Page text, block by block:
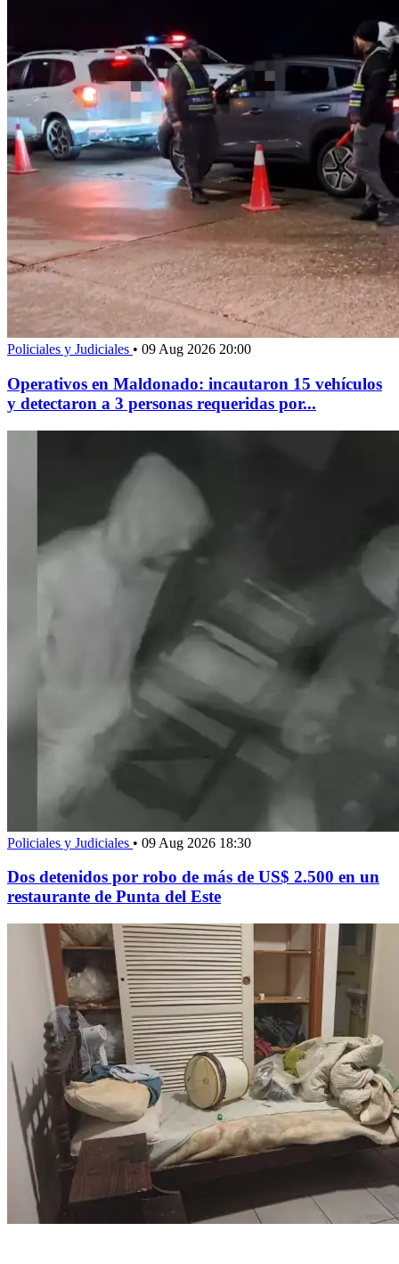
Policiales y Judiciales • 09 Aug 2026 20:00
Operativos en Maldonado: incautaron 15 vehículos
y detectaron a 3 personas requeridas por...
Policiales y Judiciales • 09 Aug 2026 18:30
Dos detenidos por robo de más de US$ 2.500 en un
restaurante de Punta del Este